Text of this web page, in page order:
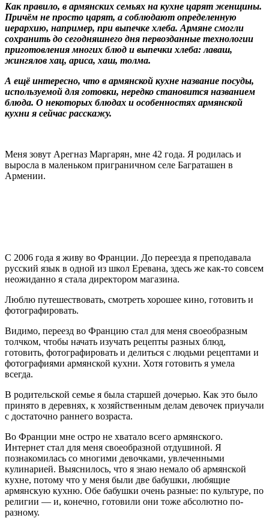
Как правило, в армянских семьях на кухне царят женщины.
Причём не просто царят, а соблюдают определенную
иерархию, например, при выпечке хлеба. Армяне смогли
сохранить до сегодняшнего дня первозданные технологии
приготовления многих блюд и выпечки хлеба: лаваш,
жингялов хац, ариса, хаш, толма.
А ещё интересно, что в армянской кухне название посуды,
используемой для готовки, нередко становится названием
блюда. О некоторых блюдах и особенностях армянской
кухни я сейчас расскажу.
Меня зовут Арегназ Маргарян, мне 42 года. Я родилась и
выросла в маленьком приграничном селе Баграташен в
Армении.
С 2006 года я живу во Франции. До переезда я преподавала
русский язык в одной из школ Еревана, здесь же как-то совсем
неожиданно я стала директором магазина.
Люблю путешествовать, смотреть хорошее кино, готовить и
фотографировать.
Видимо, переезд во Францию стал для меня своеобразным
толчком, чтобы начать изучать рецепты разных блюд,
готовить, фотографировать и делиться с людьми рецептами и
фотографиями армянской кухни. Хотя готовить я умела
всегда.
В родительской семье я была старшей дочерью. Как это было
принято в деревнях, к хозяйственным делам девочек приучали
с достаточно раннего возраста.
Во Франции мне остро не хватало всего армянского.
Интернет стал для меня своеобразной отдушиной. Я
познакомилась со многими девочками, увлеченными
кулинарией. Выяснилось, что я знаю немало об армянской
кухне, потому что у меня были две бабушки, любящие
армянскую кухню. Обе бабушки очень разные: по культуре, по
религии — и, конечно, готовили они тоже абсолютно по-
разному.